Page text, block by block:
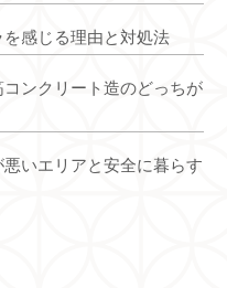
感じる理由と対処法
ンクリート造のどっちが
いエリアと安全に暮らす